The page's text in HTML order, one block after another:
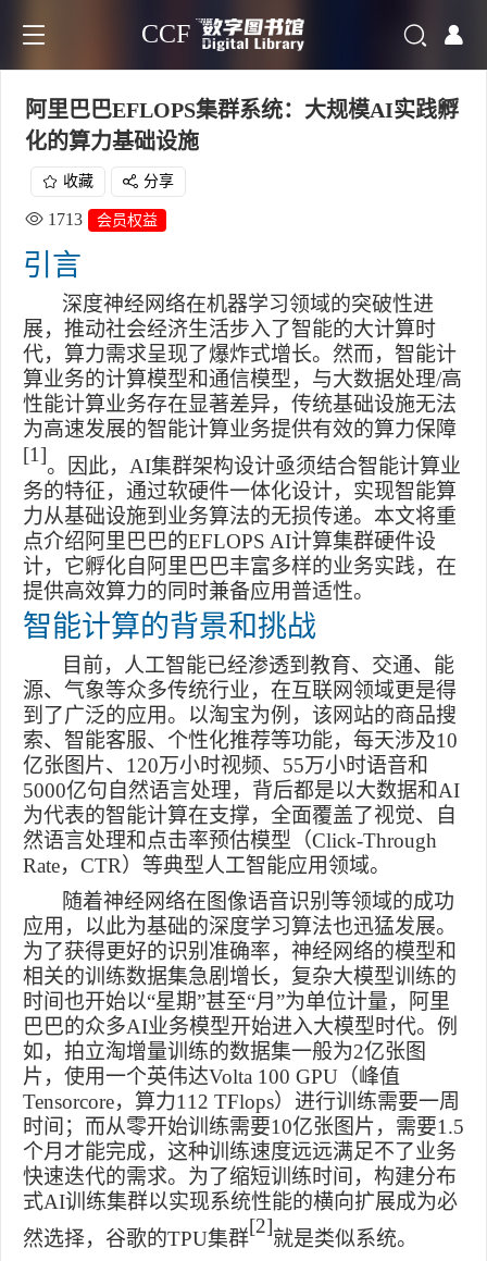
CCF
阿里巴巴EFLOPS集群系统：大规模AI实践孵
化的算力基础设施
收藏 分享
1713 会员权益
引言
深度神经网络在机器学习领域的突破性进
展，推动社会经济生活步入了智能的大计算时
代，算力需求呈现了爆炸式增长。然而，智能计
算业务的计算模型和通信模型，与大数据处理/高
性能计算业务存在显著差异，传统基础设施无法
为高速发展的智能计算业务提供有效的算力保障
[1]
。因此， AI集群架构设计亟须结合智能计算业
务的特征，通过软硬件一体化设计，实现智能算
力从基础设施到业务算法的无损传递。本文将重
点介绍阿里巴巴的EFLOPS AI计算集群硬件设
计，它孵化自阿里巴巴丰富多样的业务实践，在
提供高效算力的同时兼备应用普适性。
智能计算的背景和挑战
目前，人工智能已经渗透到教育、交通、能
源、气象等众多传统行业，在互联网领域更是得
到了广泛的应用。以淘宝为例，该网站的商品搜
索、智能客服、个性化推荐等功能，每天涉及10
亿张图片、 120万小时视频、 55万小时语音和
5000亿句自然语言处理，背后都是以大数据和AI
为代表的智能计算在支撑，全面覆盖了视觉、自
然语言处理和点击率预估模型（Click-Through
Rate， CTR）等典型人工智能应用领域。
随着神经网络在图像语音识别等领域的成功
应用，以此为基础的深度学习算法也迅猛发展。
为了获得更好的识别准确率，神经网络的模型和
相关的训练数据集急剧增长，复杂大模型训练的
时间也开始以“星期”甚至“月”为单位计量，阿里
巴巴的众多AI业务模型开始进入大模型时代。例
如，拍立淘增量训练的数据集一般为2亿张图
片，使用一个英伟达Volta 100 GPU （峰值
Tensorcore，算力112 TFlops）进行训练需要一周
时间；而从零开始训练需要10亿张图片，需要1.5
个月才能完成，这种训练速度远远满足不了业务
快速迭代的需求。为了缩短训练时间，构建分布
式AI训练集群以实现系统性能的横向扩展成为必
然选择，谷歌的TPU集群
[2]
就是类似系统。